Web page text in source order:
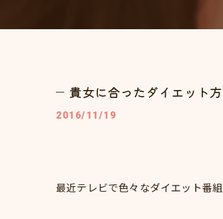
貴女に合ったダイエット
2016/11/19
最近テレビで色々なダイエット番組